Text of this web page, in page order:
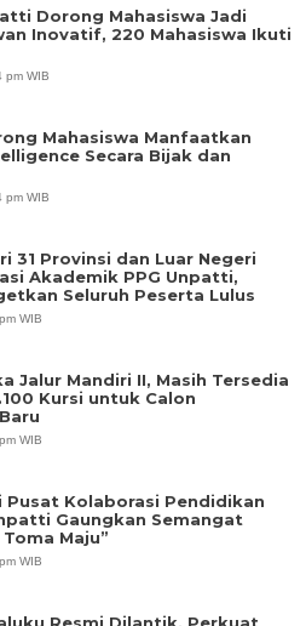
Dorong Mahasiswa Jadi
Inovatif, 220 Mahasiswa Ikuti
pm WIB
Mahasiswa Manfaatkan
Secara Bijak dan
pm WIB
31 Provinsi dan Luar Negeri
Akademik PPG Unpatti,
Seluruh Peserta Lulus
WIB
Jalur Mandiri II, Masih Tersedia
Kursi untuk Calon
WIB
Pusat Kolaborasi Pendidikan
Gaungkan Semangat
Maju”
WIB